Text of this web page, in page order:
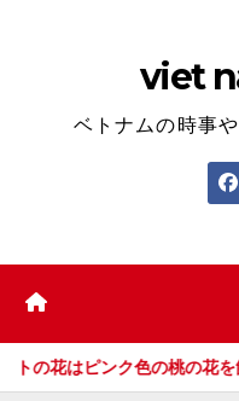
キ
プ
viet
ベトナムの時事
花を飾るのか！？【ベトナ